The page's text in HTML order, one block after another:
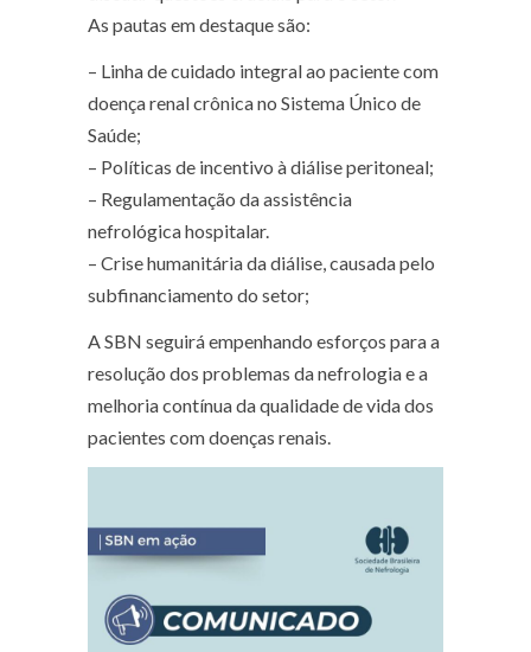
As pautas em destaque são:
– Linha de cuidado integral ao paciente com
doença renal crônica no Sistema Único de
Saúde;
– Políticas de incentivo à diálise peritoneal;
– Regulamentação da assistência
nefrológica hospitalar.
– Crise humanitária da diálise, causada pelo
subfinanciamento do setor;
A SBN seguirá empenhando esforços para a
resolução dos problemas da nefrologia e a
melhoria contínua da qualidade de vida dos
pacientes com doenças renais.